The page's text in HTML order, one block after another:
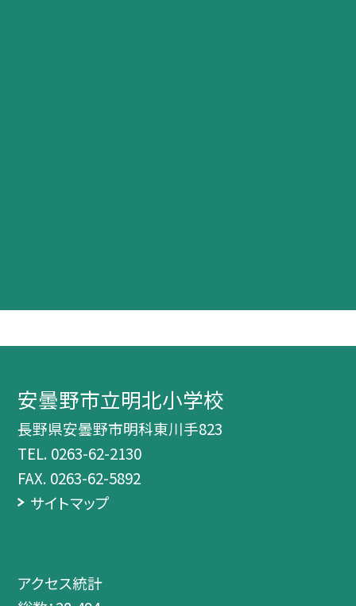
安曇野市立明北小学校
長野県安曇野市明科東川手823
TEL. 0263-62-2130
FAX. 0263-62-5892
サイトマップ
アクセス統計